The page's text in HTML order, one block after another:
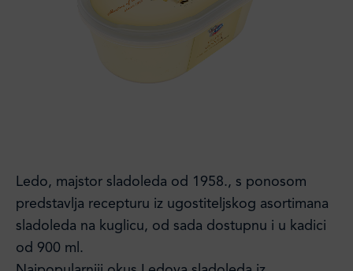
Ledo, majstor sladoleda od 1958., s ponosom
predstavlja recepturu iz ugostiteljskog asortimana
sladoleda na kuglicu, od sada dostupnu i u kadici
od 900 ml.